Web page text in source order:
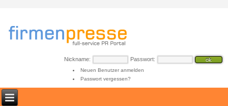
Nickname: Passwort:
Neuen Benutzer anmelden
Passwort vergessen?